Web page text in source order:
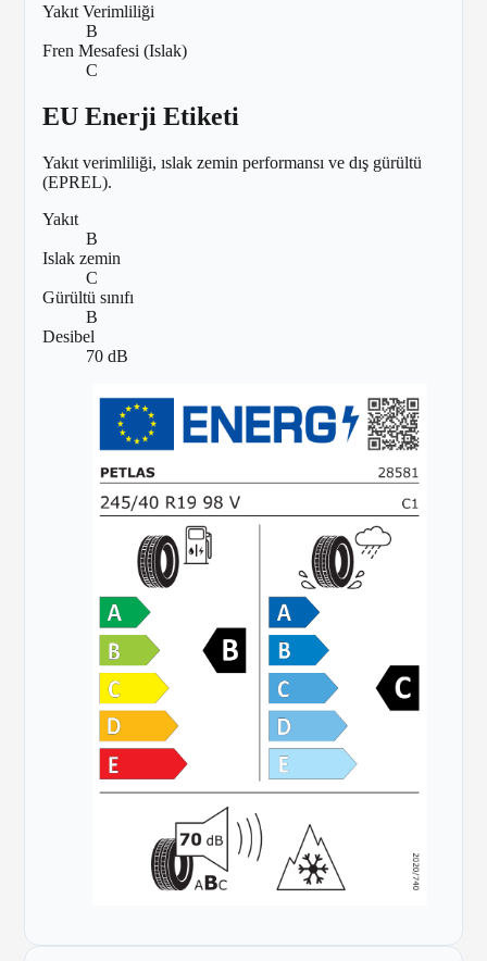
Yakıt Verimliliği
B
Fren Mesafesi (Islak)
C
EU Enerji Etiketi
Yakıt verimliliği, ıslak zemin performansı ve dış gürültü
(EPREL).
Yakıt
B
Islak zemin
C
Gürültü sınıfı
B
Desibel
70 dB